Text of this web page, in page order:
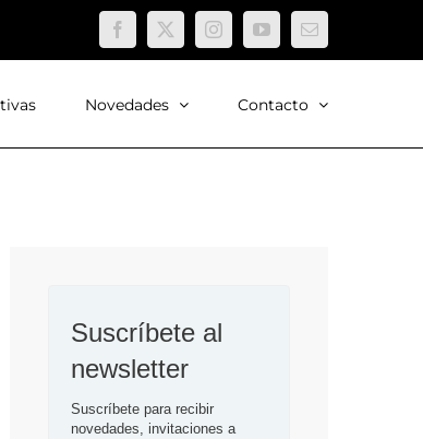
Facebook
X InstagramYouTubeCorreo
electrónico
Novedades Contacto
Suscríbete al
newsletter
Suscríbete para recibir
novedades, invitaciones a